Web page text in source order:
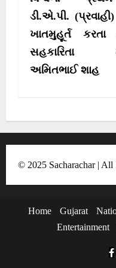
t
i
o
n
ડી.એ.પી.
ખાતમુહૂર્ત કરતા
સહકારિતા
અમિતભાઈ શાહ
© 2025 Sacharachar | All
Home Gujarat
Entertainment
F